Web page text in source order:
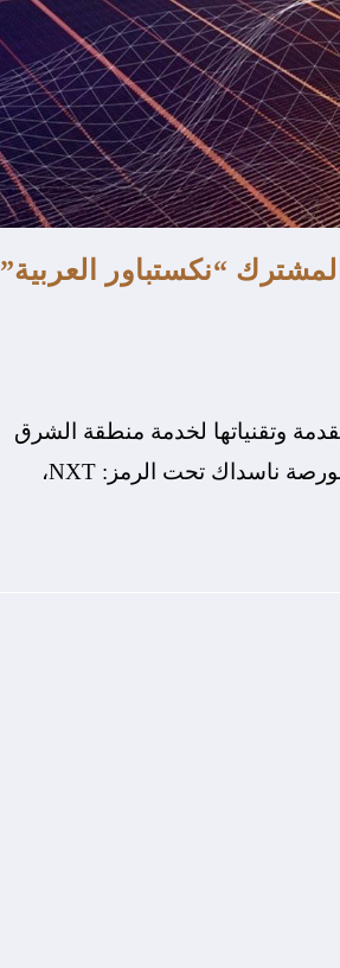
“نكستباور العربية”
وتقنياتها لخدمة منطقة الشرق
الأوسط وشمال أفريقيا أعلنت اليوم شركة "نكستباور" (المدرجة في بورصة ناسداك تحت الرمز: NXT،